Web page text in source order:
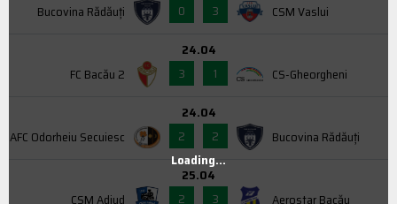
Bucovina Rădăuți
0
3 CSM Vaslui
FC Bacău 2
24.04
3
1 CS-Gheorgheni
AFC Odorheiu Secuiesc
24.04
2
2 Bucovina Rădăuți
CSM Adjud
25.04
2
3 Aerostar Bacău
Loading...